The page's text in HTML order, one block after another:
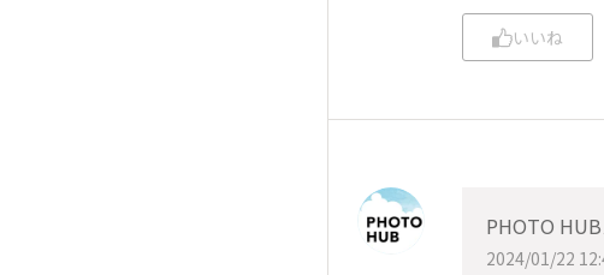
いいね
PHOTO
2024/01/22